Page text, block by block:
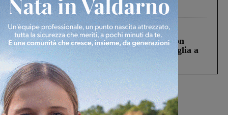
processo, lo stop ai sorpassi fra tir....
Cronaca 3 Agosto 2026
Scomparso da una struttura di Castiglion
Fiorentino l’uomo che aveva ucciso la figlia a
Levane nel 2020